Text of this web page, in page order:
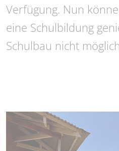
Verfügung. Nun
eine Schulbildung
Schulbau nicht